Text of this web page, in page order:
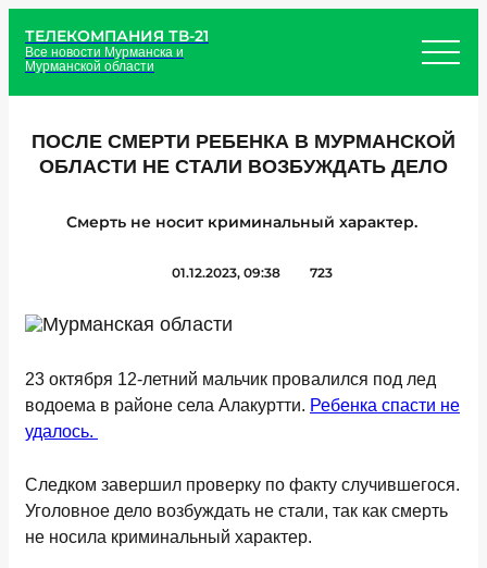
ТЕЛЕКОМПАНИЯ ТВ-21
Все новости Мурманска и
Мурманской области
ПОСЛЕ СМЕРТИ РЕБЕНКА В МУРМАНСКОЙ
ОБЛАСТИ НЕ СТАЛИ ВОЗБУЖДАТЬ ДЕЛО
Смерть не носит криминальный характер.
01.12.2023, 09:38 723
23 октября 12-летний мальчик провалился под лед
водоема в районе села Алакуртти. Ребенка спасти не
удалось.
Следком завершил проверку по факту случившегося.
Уголовное дело возбуждать не стали, так как смерть
не носила криминальный характер.